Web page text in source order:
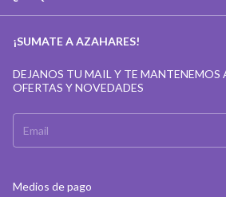
¡SUMATE A AZAHARES!
DEJANOS TU MAIL Y TE MANTENEMOS
OFERTAS Y NOVEDADES
Medios de pago